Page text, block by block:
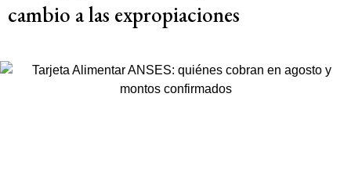
cambio a las expropiaciones